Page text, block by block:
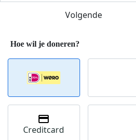
Volgende
Creditcard